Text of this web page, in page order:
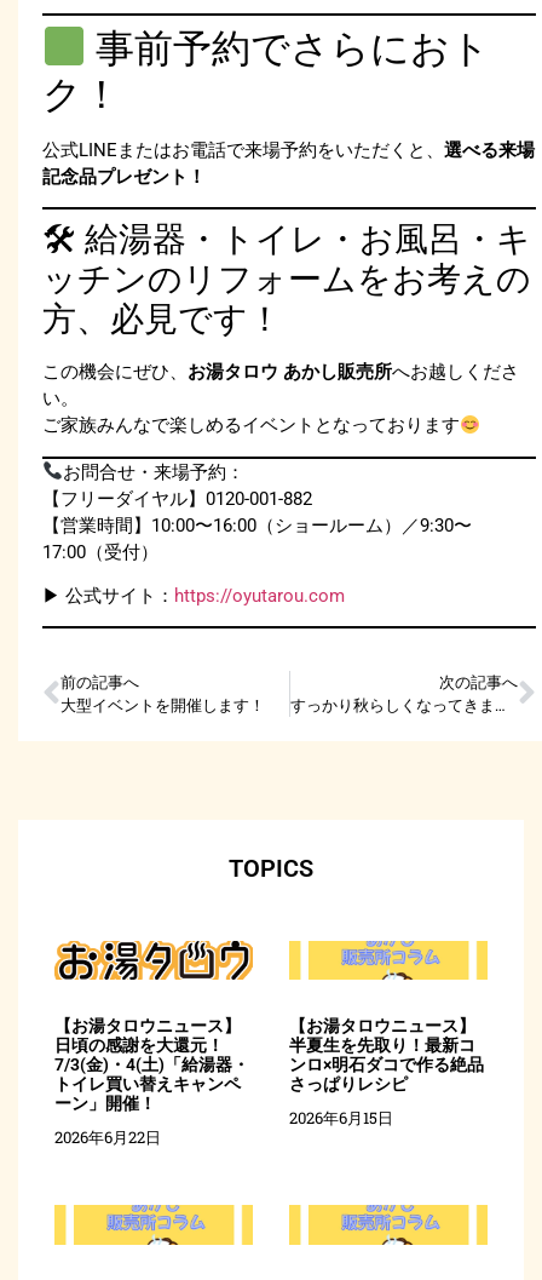
事前予約でさらにおト
ク！
公式LINEまたはお電話で来場予約をいただくと、 選べる来場
記念品プレゼント！
🛠 給湯器・トイレ・お風呂・キ
ッチンのリフォームをお考えの
方、必見です！
この機会にぜひ、 お湯タロウ あかし販売所へお越しくださ
い。
ご家族みんなで楽しめるイベントとなっております
お問合せ・来場予約：
【フリーダイヤル】0120-001-882
【営業時間】10:00〜16:00（ショールーム）／9:30〜
17:00（受付）
▶︎ 公式サイト： https://oyutarou.com
前の記事へ
大型イベントを開催します！
次の記事へ
すっかり秋らしくなってきましたね！
TOPICS
【お湯タロウニュース】
日頃の感謝を大還元！
7/3(金)・4(土)「給湯器・
トイレ買い替えキャンペ
ーン」開催！
2026年6月22日
【お湯タロウニュース】
半夏生を先取り！最新コ
ンロ×明石ダコで作る絶品
さっぱりレシピ
2026年6月15日